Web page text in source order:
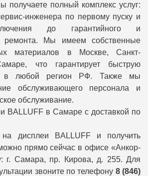
получаете полный комплекс услуг:
инженера по первому пуску и
до гарантийного и
ремонта. Мы имеем собственные
материалов в Москве, Санкт-
что гарантирует быструю
в любой регион РФ. Также мы
обслуживающего персонала и
обслуживание.
BALLUFF в Самаре с доставкой по
дисплеи BALLUFF и получить
прямо сейчас в офисе «Анкор-
г. Самара, пр. Кирова, д. 255. Для
звоните по телефону 8 (846)